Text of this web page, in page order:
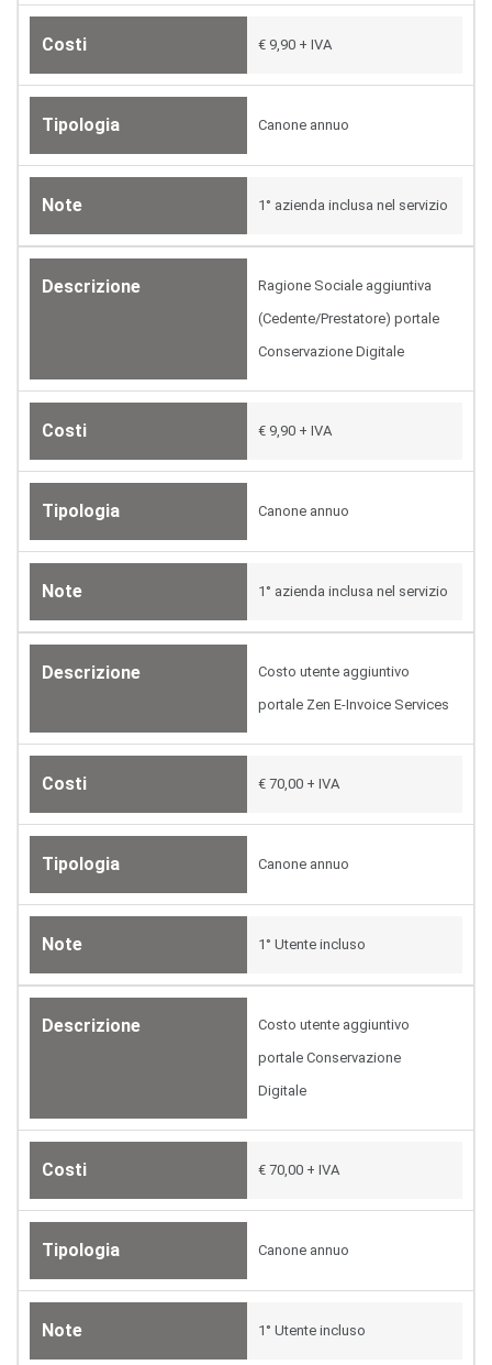
Costi € 9,90 + IVA
Tipologia Canone annuo
Note 1° azienda inclusa nel servizio
Descrizione
Ragione Sociale aggiuntiva
(Cedente/Prestatore) portale
Conservazione Digitale
Costi € 9,90 + IVA
Tipologia Canone annuo
Note 1° azienda inclusa nel servizio
Descrizione
Costo utente aggiuntivo
portale Zen E-Invoice Services
Costi € 70,00 + IVA
Tipologia Canone annuo
Note 1° Utente incluso
Descrizione
Costo utente aggiuntivo
portale Conservazione
Digitale
Costi € 70,00 + IVA
Tipologia Canone annuo
Note 1° Utente incluso